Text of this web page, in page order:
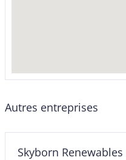
Autres entreprises
Skyborn Renewables